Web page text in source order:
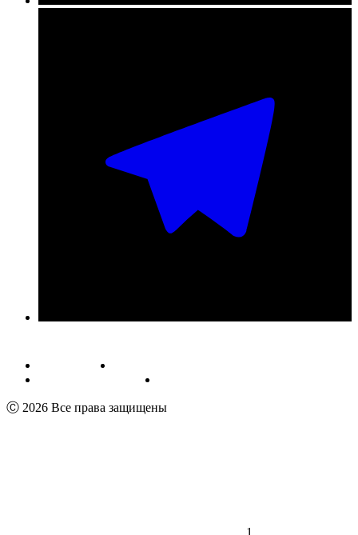
Публичная оферта
Пользовательское соглашение
Ⓒ 2026 Все права защищены